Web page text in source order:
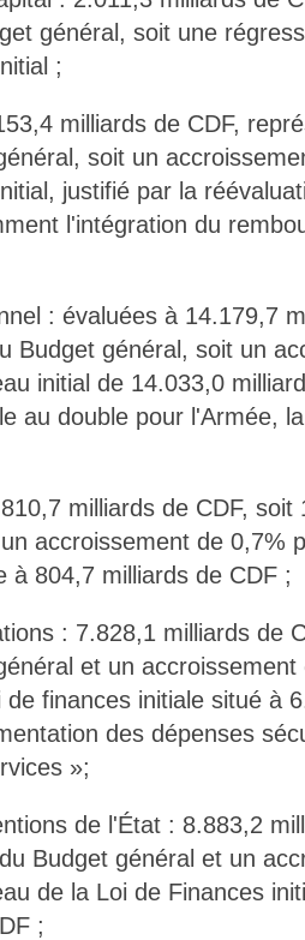
général, soit une
;
milliards de CDF,
soit un
justifié par la
l'intégration du
: évaluées à 14.179,7
Budget général, soit un
initial de 14.033,0
au double pour l'Armée,
milliards de CDF,
accroissement de 0,7%
à 804,7 milliards de CDF ;
: 7.828,1 milliards de
et un
finances initiale situé à
des dépenses
»;
de l'État : 8.883,2
Budget général et un
de la Loi de Finances
;